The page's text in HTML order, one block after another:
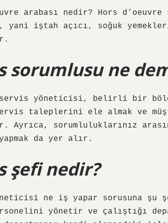
arabası nedir? Hors
yani iştah açıcı, soğuk
sorumlusu ne
servis yöneticisi, belirli bir
taleplerini ele almak ve
Ayrıca, sorumluluklarınız
yapmak da yer alır.
şefi nedir?
ne iş yapar sorusuna şu
yönetir ve çalıştığı